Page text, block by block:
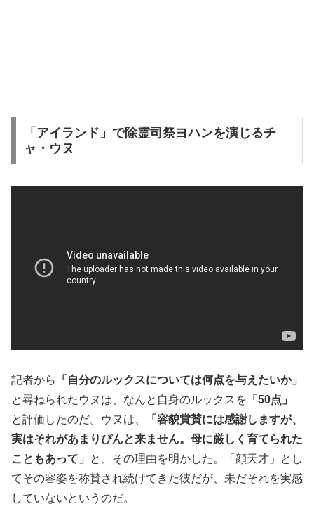
「アイランド」で除霊司祭ヨハンを演じるチ
ャ・ウヌ
記者から
「自分のルックスについては何点を与えたいか」
と尋ねられたウヌは、なんと自身のルックスを 「50点」
と評価したのだ。ウヌは、
「容貌賞賛には感謝しますが、
実はそれがあまりぴんと来ません。母に厳しく育てられた
こともあって」
と、その理由を明かした。「顔天才」とし
てその容姿を称賛され続けてきた彼だが、未だそれを実感
していないというのだ。